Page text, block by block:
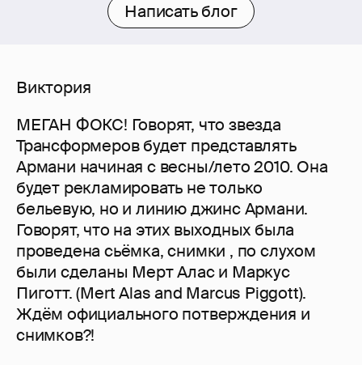
Написать блог
Виктория
МЕГАН ФОКС! Говорят, что звезда
Трансформеров будет представлять
Армани начиная с весны/лето 2010. Она
будет рекламировать не только
бельевую, но и линию джинс Армани.
Говорят, что на этих выходных была
проведена сьёмка, снимки , по слухом
были сделаны Мерт Алас и Маркус
Пиготт. (Mert Alas and Marcus Piggott).
Ждём официального потверждения и
снимков?!